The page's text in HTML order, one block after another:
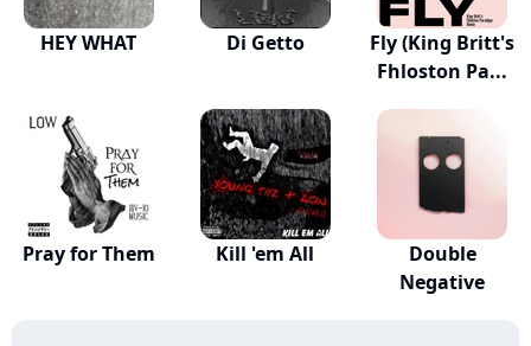
HEY WHAT Di Getto
Fly (King Britt's
Fhloston Pa...
Pray for Them Kill 'em All
Double
Negative